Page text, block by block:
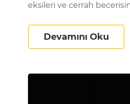
eksileri ve cerrah
Devamını Oku